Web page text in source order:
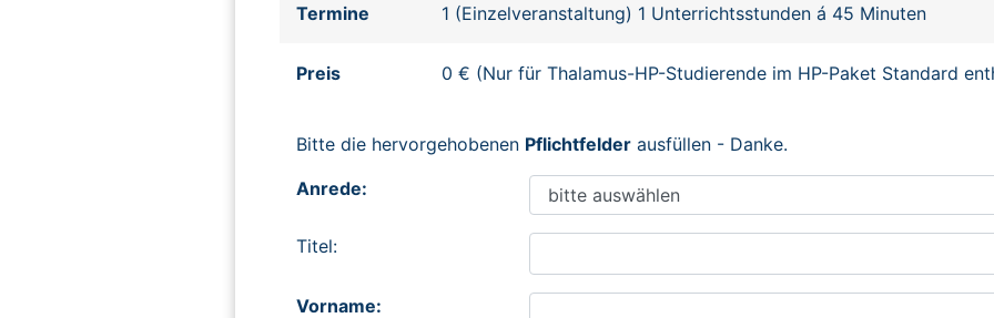
Termine 1 (Einzelveranstaltung) 1 Unterrichtsstunden á 45 Minuten
Preis 0 € (Nur für Thalamus-HP-Studierende im HP-Paket Standard
Bitte die hervorgehobenen Pflichtfelder ausfüllen - Danke.
Anrede:
Titel:
Vorname: